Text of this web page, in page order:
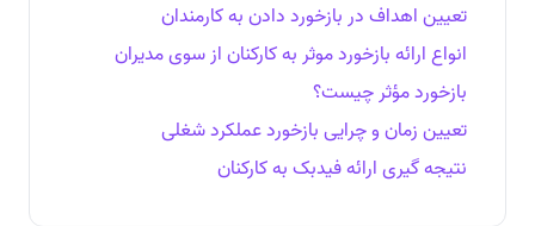
تعیین اهداف در بازخورد دادن به کارمندان
انواع ارائه بازخورد موثر به کارکنان از سوی مدیران
بازخورد مؤثر چیست؟
تعیین زمان و چرایی بازخورد عملکرد شغلی
نتیجه گیری ارائه فیدبک به کارکنان